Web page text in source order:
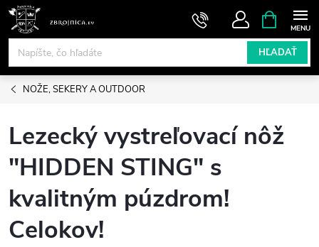
Prejsť
obsah
HĽADAŤ
KOŠÍK
NOŽE, SEKERY A OUTDOOR
Lezecký vystreľovací nôž
"HIDDEN STING" s
kvalitným púzdrom!
Celokov!